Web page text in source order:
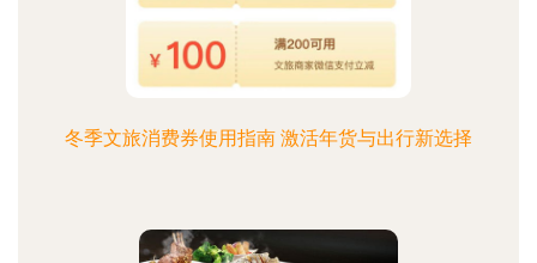
冬季文旅消费券使用指南 激活年货与出行新选择